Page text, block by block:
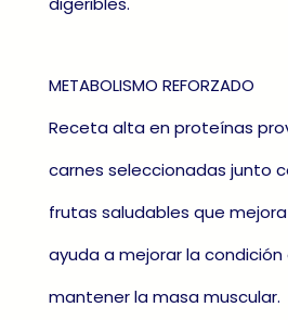
METABOLISMO REFORZADO
Receta alta en proteínas
carnes seleccionadas junto
frutas saludables que
ayuda a mejorar la condición
mantener la masa muscular.